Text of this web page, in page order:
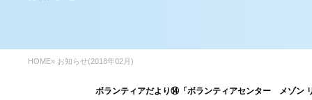
HOME» お知らせ(2018年02月)
ボランティアだより⑭「ボランティアセンター メゾン